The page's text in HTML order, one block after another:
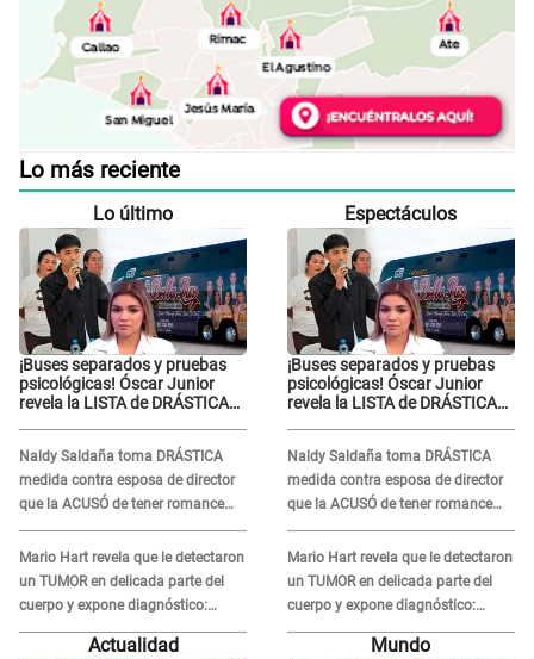
Lo más reciente
Lo último
¡Buses separados y pruebas
psicológicas! Óscar Junior
revela la LISTA de DRÁSTICAS
Naldy Saldaña
Naldy Saldaña toma DRÁSTICA
medida contra esposa de director
que la ACUSÓ de tener romance
con él: "Muy triste..."
Mario Hart revela que le detectaron
un TUMOR en delicada parte del
cuerpo y expone diagnóstico:
"Dolores muy fuertes..."
Espectáculos
¡Buses separados y pruebas
psicológicas! Óscar Junior
revela la LISTA de DRÁSTICAS
Naldy Saldaña
Naldy Saldaña toma DRÁSTICA
medida contra esposa de director
que la ACUSÓ de tener romance
con él: "Muy triste..."
Mario Hart revela que le detectaron
un TUMOR en delicada parte del
cuerpo y expone diagnóstico:
"Dolores muy fuertes..."
Actualidad Mundo